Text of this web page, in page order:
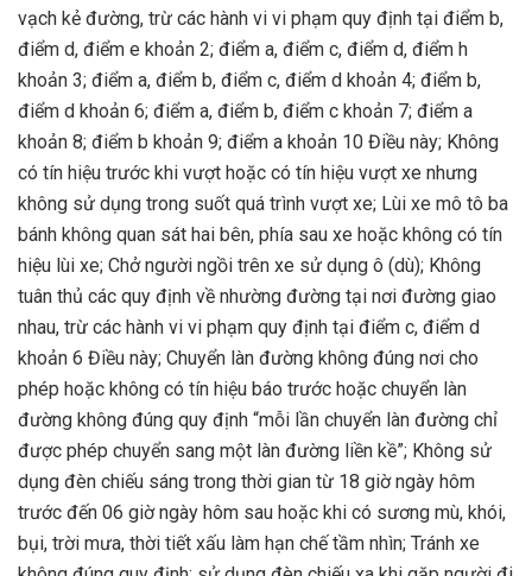
vạch kẻ đường, trừ các hành vi vi phạm quy định tại điểm b,
điểm d, điểm e khoản 2; điểm a, điểm c, điểm d, điểm h
khoản 3; điểm a, điểm b, điểm c, điểm d khoản 4; điểm b,
điểm d khoản 6; điểm a, điểm b, điểm c khoản 7; điểm a
khoản 8; điểm b khoản 9; điểm a khoản 10 Điều này; Không
có tín hiệu trước khi vượt hoặc có tín hiệu vượt xe nhưng
không sử dụng trong suốt quá trình vượt xe; Lùi xe mô tô ba
bánh không quan sát hai bên, phía sau xe hoặc không có tín
hiệu lùi xe; Chở người ngồi trên xe sử dụng ô (dù); Không
tuân thủ các quy định về nhường đường tại nơi đường giao
nhau, trừ các hành vi vi phạm quy định tại điểm c, điểm d
khoản 6 Điều này; Chuyển làn đường không đúng nơi cho
phép hoặc không có tín hiệu báo trước hoặc chuyển làn
đường không đúng quy định “mỗi lần chuyển làn đường chỉ
được phép chuyển sang một làn đường liền kề”; Không sử
dụng đèn chiếu sáng trong thời gian từ 18 giờ ngày hôm
trước đến 06 giờ ngày hôm sau hoặc khi có sương mù, khói,
bụi, trời mưa, thời tiết xấu làm hạn chế tầm nhìn; Tránh xe